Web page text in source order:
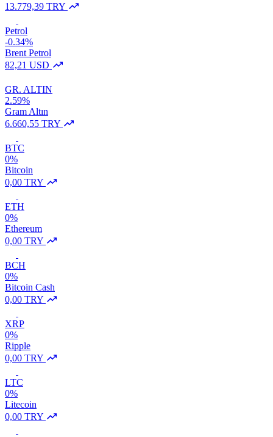
13.779,39 TRY
Petrol
-0.34%
Brent Petrol
82,21 USD
GR. ALTIN
2.59%
Gram Altın
6.660,55 TRY
BTC
0%
Bitcoin
0,00 TRY
ETH
0%
Ethereum
0,00 TRY
BCH
0%
Bitcoin Cash
0,00 TRY
XRP
0%
Ripple
0,00 TRY
LTC
0%
Litecoin
0,00 TRY